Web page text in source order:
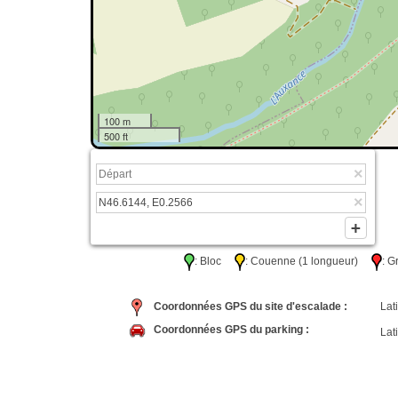
100 m
500 ft
: Bloc : Couenne (1 longueur) :
Coordonnées GPS du site d'escalade :
Coordonnées GPS du parking :